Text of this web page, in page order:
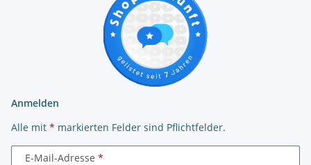
Anmelden
Alle mit * markierten Felder sind Pflichtfelder.
E-Mail-Adresse